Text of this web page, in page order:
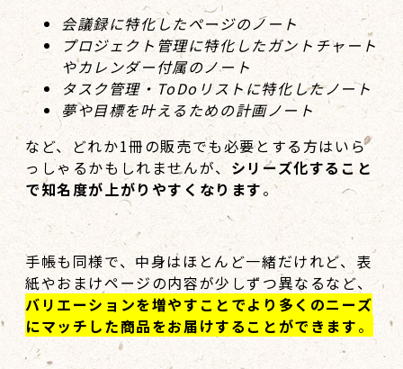
会議録に特化したページのノート
プロジェクト管理に特化したガントチャート
やカレンダー付属のノート
タスク管理・ToDoリストに特化したノート
夢や目標を叶えるための計画ノート
など、どれか1冊の販売でも必要とする方はいら
っしゃるかもしれませんが、 シリーズ化すること
で知名度が上がりやすくなります。
手帳も同様で、中身はほとんど一緒だけれど、表
紙やおまけページの内容が少しずつ異なるなど、
バリエーションを増やすことでより多くのニーズ
にマッチした商品をお届けすることができます。